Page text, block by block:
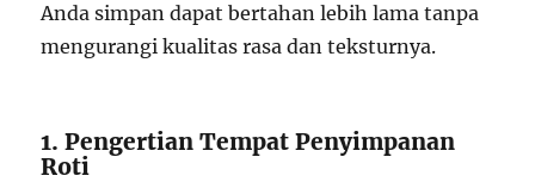
Anda simpan dapat bertahan lebih lama tanpa
mengurangi kualitas rasa dan teksturnya.
1. Pengertian Tempat Penyimpanan
Roti